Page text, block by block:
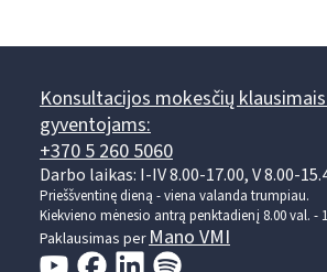
Konsultacijos mokesčių
gyventojams:
+370 5 260 5060
Darbo laikas: I-IV 8.00-17.00, V 8.00-
Prieššventinę dieną - viena valanda trumpiau.
Kiekvieno mėnesio antrą penktadienį 8.00 val. -
Paklausimas perMano VMI